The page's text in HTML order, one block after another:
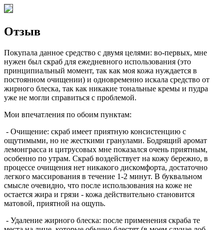
Отзыв
Покупала данное средство с двумя целями: во-первых, мне
нужен был скраб для ежедневного использования (это
принципиальный момент, так как моя кожа нуждается в
постоянном очищении) и одновременно искала средство от
жирного блеска, так как никакие тональные кремы и пудра
уже не могли справиться с проблемой.
Мои впечатления по обоим пунктам:
- Очищение: скраб имеет приятную консистенцию с
ощутимыми, но не жесткими гранулами. Бодрящий аромат
лемонграсса и цитрусовых мне показался очень приятным,
особенно по утрам. Скраб воздействует на кожу бережно, в
процессе очищения нет никакого дискомфорта, достаточно
легкого массирования в течение 1-2 минут. В буквальном
смысле очевидно, что после использования на коже не
остается жира и грязи - кожа действительно становится
матовой, приятной на ощупь.
- Удаление жирного блеска: после применения скраба те